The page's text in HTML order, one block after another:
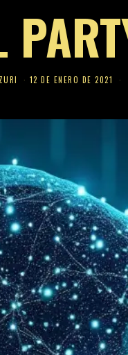
12 DE ENERO DE 2021